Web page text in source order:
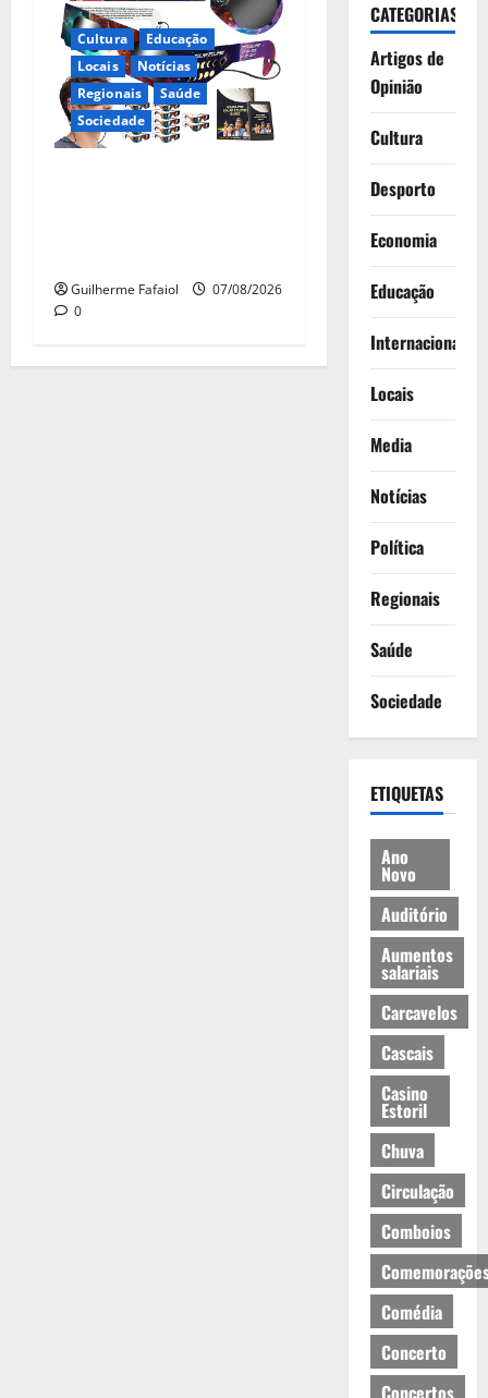
Cultura
Educação
Locais
Notícias
Regionais
Saúde
Sociedade
Guilherme Fafaiol
07/08/2026
0
CATEGORIAS
Artigos de
Opinião
Cultura
Desporto
Economia
Educação
Internacionais
Locais
Media
Notícias
Política
Regionais
Saúde
Sociedade
ETIQUETAS
Ano
Novo
Auditório
Aumentos
salariais
Carcavelos
Cascais
Casino
Estoril
Chuva
Circulação
Comboios
Comédia
Concerto
Concertos